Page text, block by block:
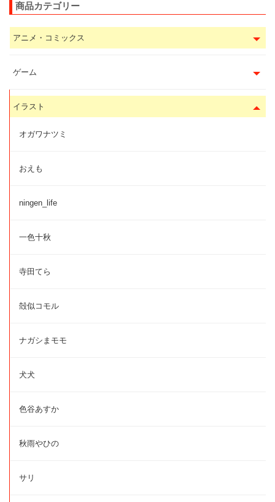
商品カテゴリー
アニメ・コミックス
ゲーム
イラスト
オガワナツミ
おえも
ningen_life
一色十秋
寺田てら
殻似コモル
ナガシまモモ
犬犬
色谷あすか
秋雨やひの
サリ